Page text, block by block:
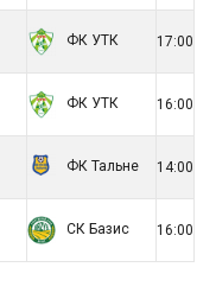
ФК УТК 17:00
ФК УТК 16:00
ФК Тальне 14:00
СК Базис 16:00